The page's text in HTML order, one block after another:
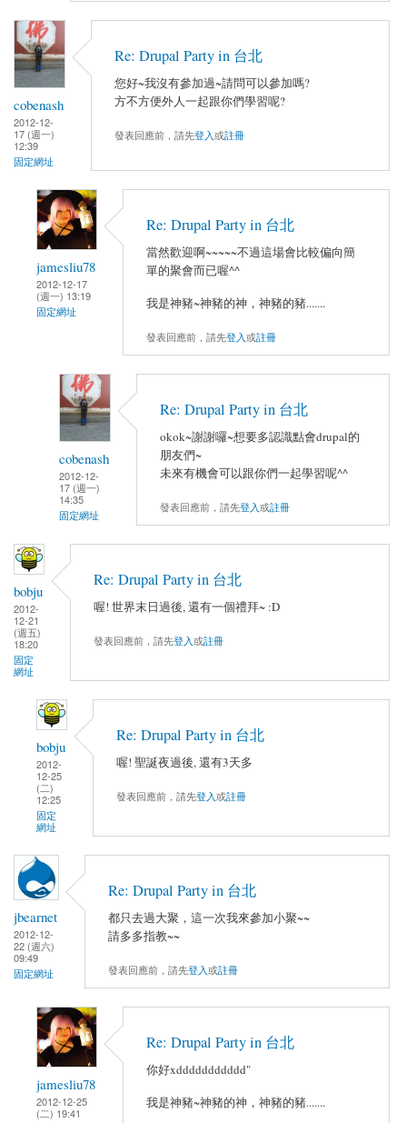
cobenash
2012-12-
17 (週一)
12:39
固定網址
Re: Drupal Party in 台北
您好~我沒有參加過~請問可以參加嗎?
方不方便外人一起跟你們學習呢?
發表回應前，請先登入或註冊
jamesliu78
2012-12-17
(週一) 13:19
固定網址
Re: Drupal Party in 台北
當然歡迎啊~~~~~不過這場會比較偏向簡
單的聚會而已喔^^
我是神豬~神豬的神，神豬的豬.......
發表回應前，請先登入或註冊
cobenash
2012-12-
17 (週一)
14:35
固定網址
Re: Drupal Party in 台北
okok~謝謝囉~想要多認識點會drupal的
朋友們~
未來有機會可以跟你們一起學習呢^^
發表回應前，請先登入或註冊
bobju
2012-
12-21
(週五)
18:20
固定
網址
Re: Drupal Party in 台北
喔! 世界末日過後, 還有一個禮拜~ :D
發表回應前，請先登入或註冊
bobju
2012-
12-25
(二)
12:25
固定
網址
Re: Drupal Party in 台北
喔! 聖誕夜過後, 還有3天多
發表回應前，請先登入或註冊
jbearnet
2012-12-
22 (週六)
09:49
固定網址
Re: Drupal Party in 台北
都只去過大聚，這一次我來參加小聚~~
請多多指教~~
發表回應前，請先登入或註冊
jamesliu78
2012-12-25
(二) 19:41
Re: Drupal Party in 台北
你好xddddddddddd"
我是神豬~神豬的神，神豬的豬.......